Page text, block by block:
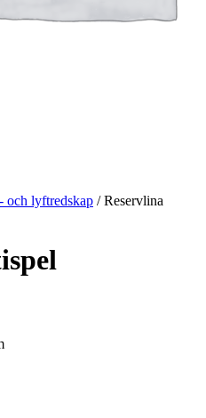
och lyftredskap / Reservlina